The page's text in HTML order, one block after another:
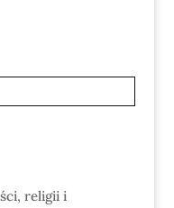
religii i